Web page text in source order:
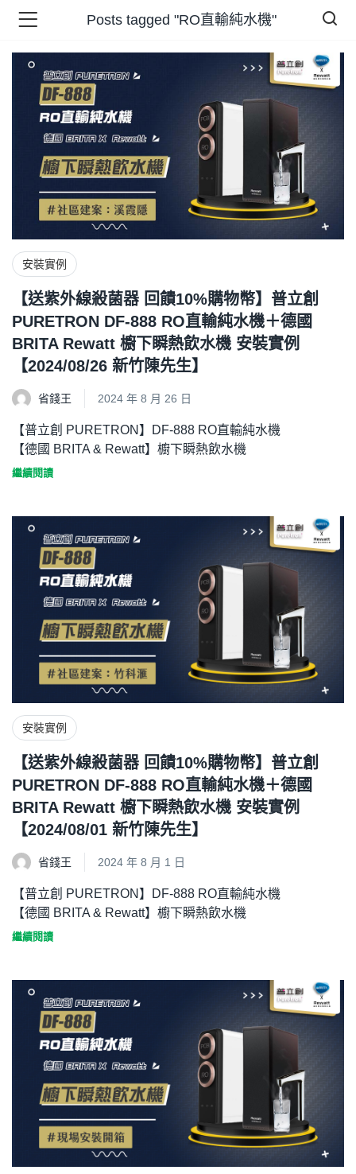
王 )
Posts tagged "RO直輸純水機"
安裝實例
【送紫外線殺菌器 回饋10%購物幣】普立創
PURETRON DF-888 RO直輸純水機＋德國
BRITA Rewatt 櫥下瞬熱飲水機 安裝實例
【2024/08/26 新竹陳先生】
省錢王 2024 年 8 月 26 日
【普立創 PURETRON】DF-888 RO直輸純水機
【德國 BRITA & Rewatt】櫥下瞬熱飲水機
繼續閱讀
安裝實例
【送紫外線殺菌器 回饋10%購物幣】普立創
PURETRON DF-888 RO直輸純水機＋德國
BRITA Rewatt 櫥下瞬熱飲水機 安裝實例
【2024/08/01 新竹陳先生】
省錢王 2024 年 8 月 1 日
【普立創 PURETRON】DF-888 RO直輸純水機
【德國 BRITA & Rewatt】櫥下瞬熱飲水機
繼續閱讀